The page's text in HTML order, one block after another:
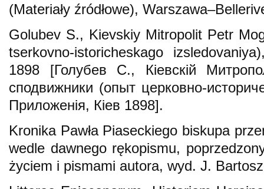
(Materiały źródłowe),
Golubev S., Kіevskіy Mitropolit Petr
tserkovno-istoricheskago
1898 [Голубев С., Кіевскій
сподвижники (опыт церковно-
Приложенія, Кіев 1898].
Kronika Pawła Piaseckiego biskupa
wedle dawnego rękopismu,
życiem i pismami autora, wyd. J.